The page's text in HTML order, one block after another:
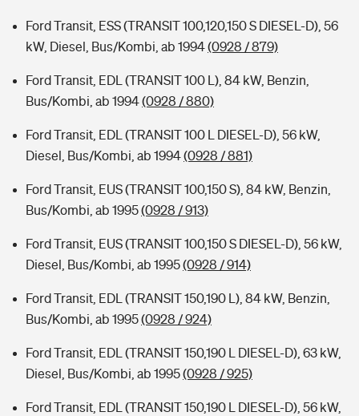
Ford Transit, ESS (TRANSIT 100,120,150 S DIESEL-D), 56
kW, Diesel, Bus/Kombi, ab 1994(0928 / 879)
Ford Transit, EDL (TRANSIT 100 L), 84 kW, Benzin,
Bus/Kombi, ab 1994(0928 / 880)
Ford Transit, EDL (TRANSIT 100 L DIESEL-D), 56 kW,
Diesel, Bus/Kombi, ab 1994(0928 / 881)
Ford Transit, EUS (TRANSIT 100,150 S), 84 kW, Benzin,
Bus/Kombi, ab 1995(0928 / 913)
Ford Transit, EUS (TRANSIT 100,150 S DIESEL-D), 56 kW,
Diesel, Bus/Kombi, ab 1995(0928 / 914)
Ford Transit, EDL (TRANSIT 150,190 L), 84 kW, Benzin,
Bus/Kombi, ab 1995(0928 / 924)
Ford Transit, EDL (TRANSIT 150,190 L DIESEL-D), 63 kW,
Diesel, Bus/Kombi, ab 1995(0928 / 925)
Ford Transit, EDL (TRANSIT 150,190 L DIESEL-D), 56 kW,